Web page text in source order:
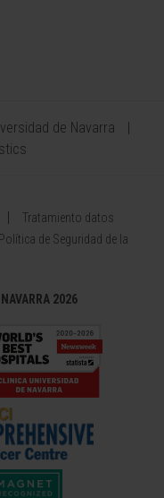
de Navarra
Tratamiento datos
Política de Seguridad de la
2026